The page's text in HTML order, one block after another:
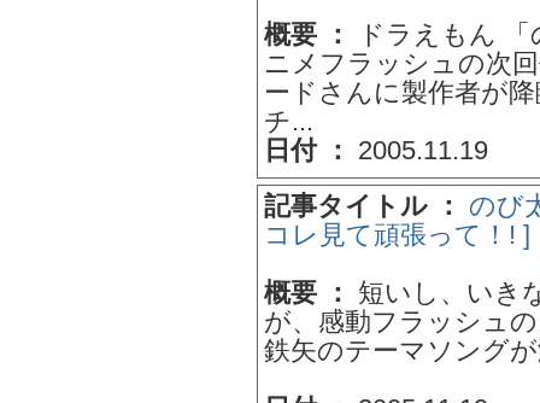
概要 ：
ドラえもん
ニメフラッシュの次
ードさんに製作者が
チ...
日付 ： 2005.11.19
記事タイトル ： のび
コレ見て頑張って！!
概要 ： 短いし、いき
が、感動フラッシュ
鉄矢のテーマソング